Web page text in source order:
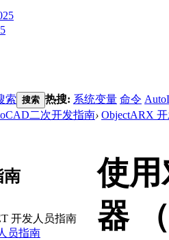
索 搜索 热搜: 系统变量 命令
二次开发指南› ObjectARX
南
开发人员指南
员指南
使
器